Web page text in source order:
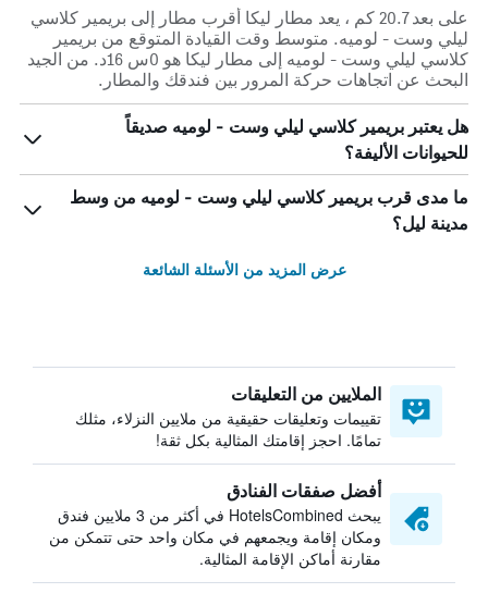
على بعد 20.7 كم ، يعد مطار ليكا أقرب مطار إلى بريمير كلاسي
ليلي وست - لوميه. متوسط وقت القيادة المتوقع من بريمير
كلاسي ليلي وست - لوميه إلى مطار ليكا هو 0س 16د. من الجيد
البحث عن اتجاهات حركة المرور بين فندقك والمطار.
هل يعتبر بريمير كلاسي ليلي وست - لوميه صديقاً
للحيوانات الأليفة؟
ما مدى قرب بريمير كلاسي ليلي وست - لوميه من وسط
مدينة ليل؟
عرض المزيد من الأسئلة الشائعة
الملايين من التعليقات
تقييمات وتعليقات حقيقية من ملايين النزلاء، مثلك
تمامًا. احجز إقامتك المثالية بكل ثقة!
أفضل صفقات الفنادق
يبحث HotelsCombined في أكثر من 3 ملايين فندق
ومكان إقامة ويجمعهم في مكان واحد حتى تتمكن من
مقارنة أماكن الإقامة المثالية.